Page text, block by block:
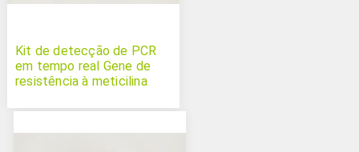
Kit de detecção de PCR
em tempo real Gene de
resistência à meticilina